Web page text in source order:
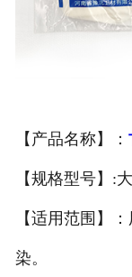
【产品名称】：
【规格型号】:
【适用范围】
染。